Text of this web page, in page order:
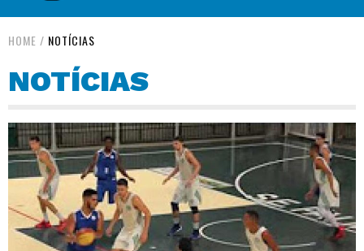
HOME / NOTÍCIAS
NOTÍCIAS